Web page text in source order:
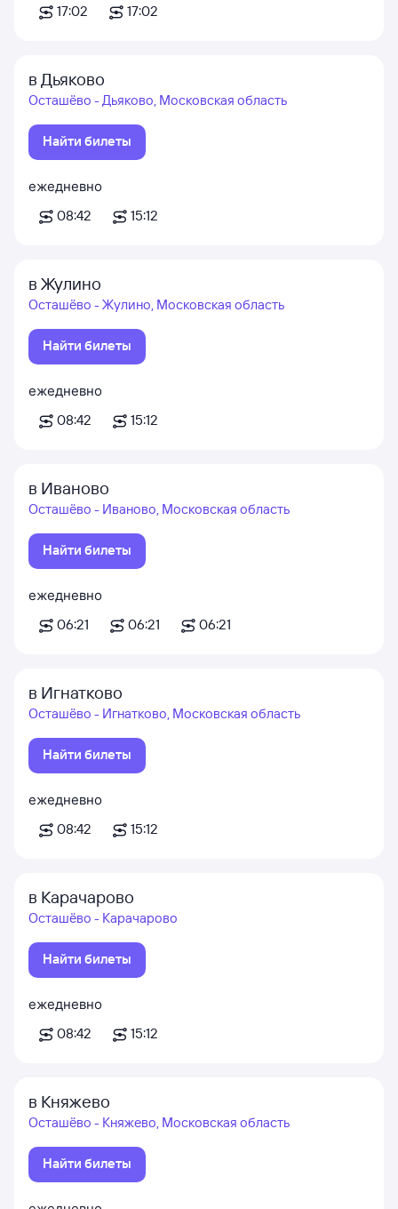
17:02
17:02
в Дьяково
Осташёво - Дьяково, Московская область
Найти билеты
ежедневно
08:42
15:12
в Жулино
Осташёво - Жулино, Московская область
Найти билеты
ежедневно
08:42
15:12
в Иваново
Осташёво - Иваново, Московская область
Найти билеты
ежедневно
06:21
06:21 06:21
в Игнатково
Осташёво - Игнатково, Московская область
Найти билеты
ежедневно
08:42
15:12
в Карачарово
Осташёво - Карачарово
Найти билеты
ежедневно
08:42
15:12
в Княжево
Осташёво - Княжево, Московская область
Найти билеты